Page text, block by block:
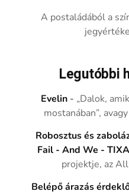
A postaládából a
Legutóbbi
Evelin - „Dalok,
mostanában”,
Robosztus és
Fail - And We -
projektje, az
Belépő árazás